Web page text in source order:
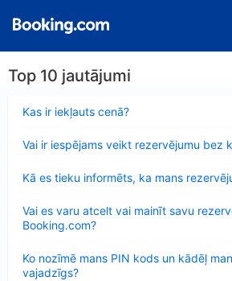
Top 10 jautājumi
Kas ir iekļauts cenā?
Vai ir iespējams veikt rezervējumu bez
Kā es tieku informēts, ka mans
Vai es varu atcelt vai mainīt savu
Booking.com?
Ko nozīmē mans PIN kods un kādēļ
vajadzīgs?